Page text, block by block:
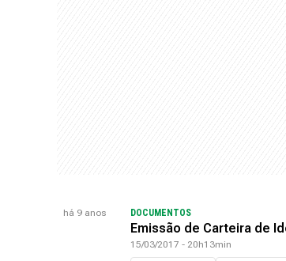
há 9 anos DOCUMENTOS
Emissão de Carteira de
15/03/2017 - 20h13min